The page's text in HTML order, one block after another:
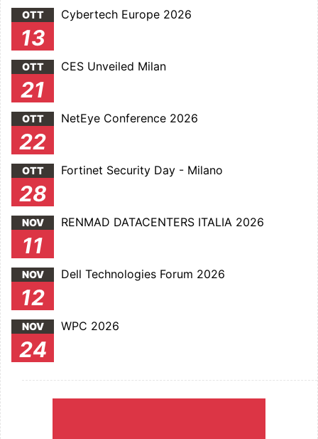
OTT
13
Cybertech Europe 2026
OTT
21
CES Unveiled Milan
OTT
22
NetEye Conference 2026
OTT
28
Fortinet Security Day - Milano
NOV
11
RENMAD DATACENTERS ITALIA 2026
NOV
12
Dell Technologies Forum 2026
NOV
24
WPC 2026